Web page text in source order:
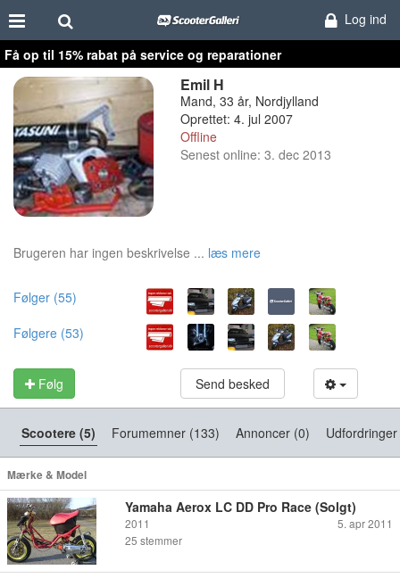
Log ind
Få op til 15% rabat på service og reparationer
Emil H
Mand, 33 år, Nordjylland
Oprettet: 4. jul 2007
Offline
Senest online: 3. dec 2013
Brugeren har ingen beskrivelse ... læs mere
Følger (55)
Følgere (53)
Følg Send besked
Scootere (5) Forumemner (133) Annoncer (0)
Mærke & Model
Yamaha Aerox LC DD Pro Race (Solgt)
2011
5. apr 2011
25 stemmer